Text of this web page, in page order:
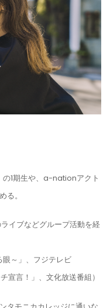
1期生や、a-nationアクト
る。
イブなどグループ活動を経
眼～」、フジテレビ
宣言！」、文化放送番組）